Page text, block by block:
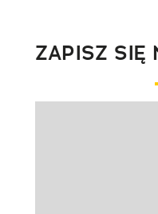
ZAPISZ SIĘ